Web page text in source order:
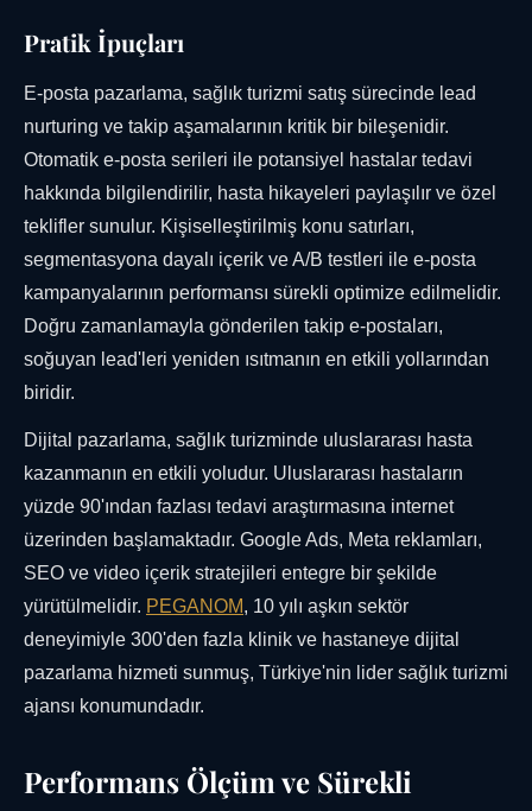
Pratik İpuçları
E-posta pazarlama, sağlık turizmi satış sürecinde lead
nurturing ve takip aşamalarının kritik bir bileşenidir.
Otomatik e-posta serileri ile potansiyel hastalar tedavi
hakkında bilgilendirilir, hasta hikayeleri paylaşılır ve özel
teklifler sunulur. Kişiselleştirilmiş konu satırları,
segmentasyona dayalı içerik ve A/B testleri ile e-posta
kampanyalarının performansı sürekli optimize edilmelidir.
Doğru zamanlamayla gönderilen takip e-postaları,
soğuyan lead'leri yeniden ısıtmanın en etkili yollarından
biridir.
Dijital pazarlama, sağlık turizminde uluslararası hasta
kazanmanın en etkili yoludur. Uluslararası hastaların
yüzde 90'ından fazlası tedavi araştırmasına internet
üzerinden başlamaktadır. Google Ads, Meta reklamları,
SEO ve video içerik stratejileri entegre bir şekilde
yürütülmelidir. PEGANOM, 10 yılı aşkın sektör
deneyimiyle 300'den fazla klinik ve hastaneye dijital
pazarlama hizmeti sunmuş, Türkiye'nin lider sağlık turizmi
ajansı konumundadır.
Performans Ölçüm ve Sürekli